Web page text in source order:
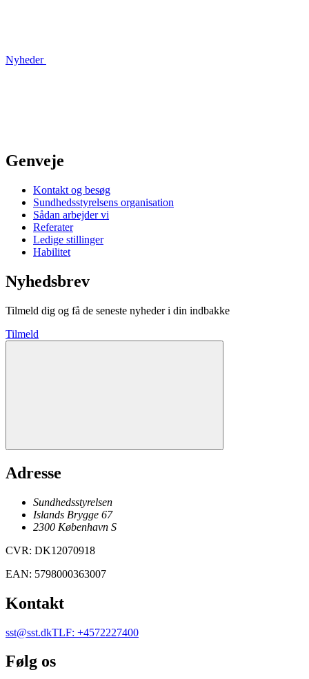
Nyheder
Genveje
Kontakt og besøg
Sundhedsstyrelsens organisation
Sådan arbejder vi
Referater
Ledige stillinger
Habilitet
Nyhedsbrev
Tilmeld dig og få de seneste nyheder i din indbakke
Tilmeld
Adresse
Sundhedsstyrelsen
Islands Brygge 67
2300 København S
CVR: DK12070918
EAN: 5798000363007
Kontakt
sst@sst.dkTLF: +4572227400
Følg os